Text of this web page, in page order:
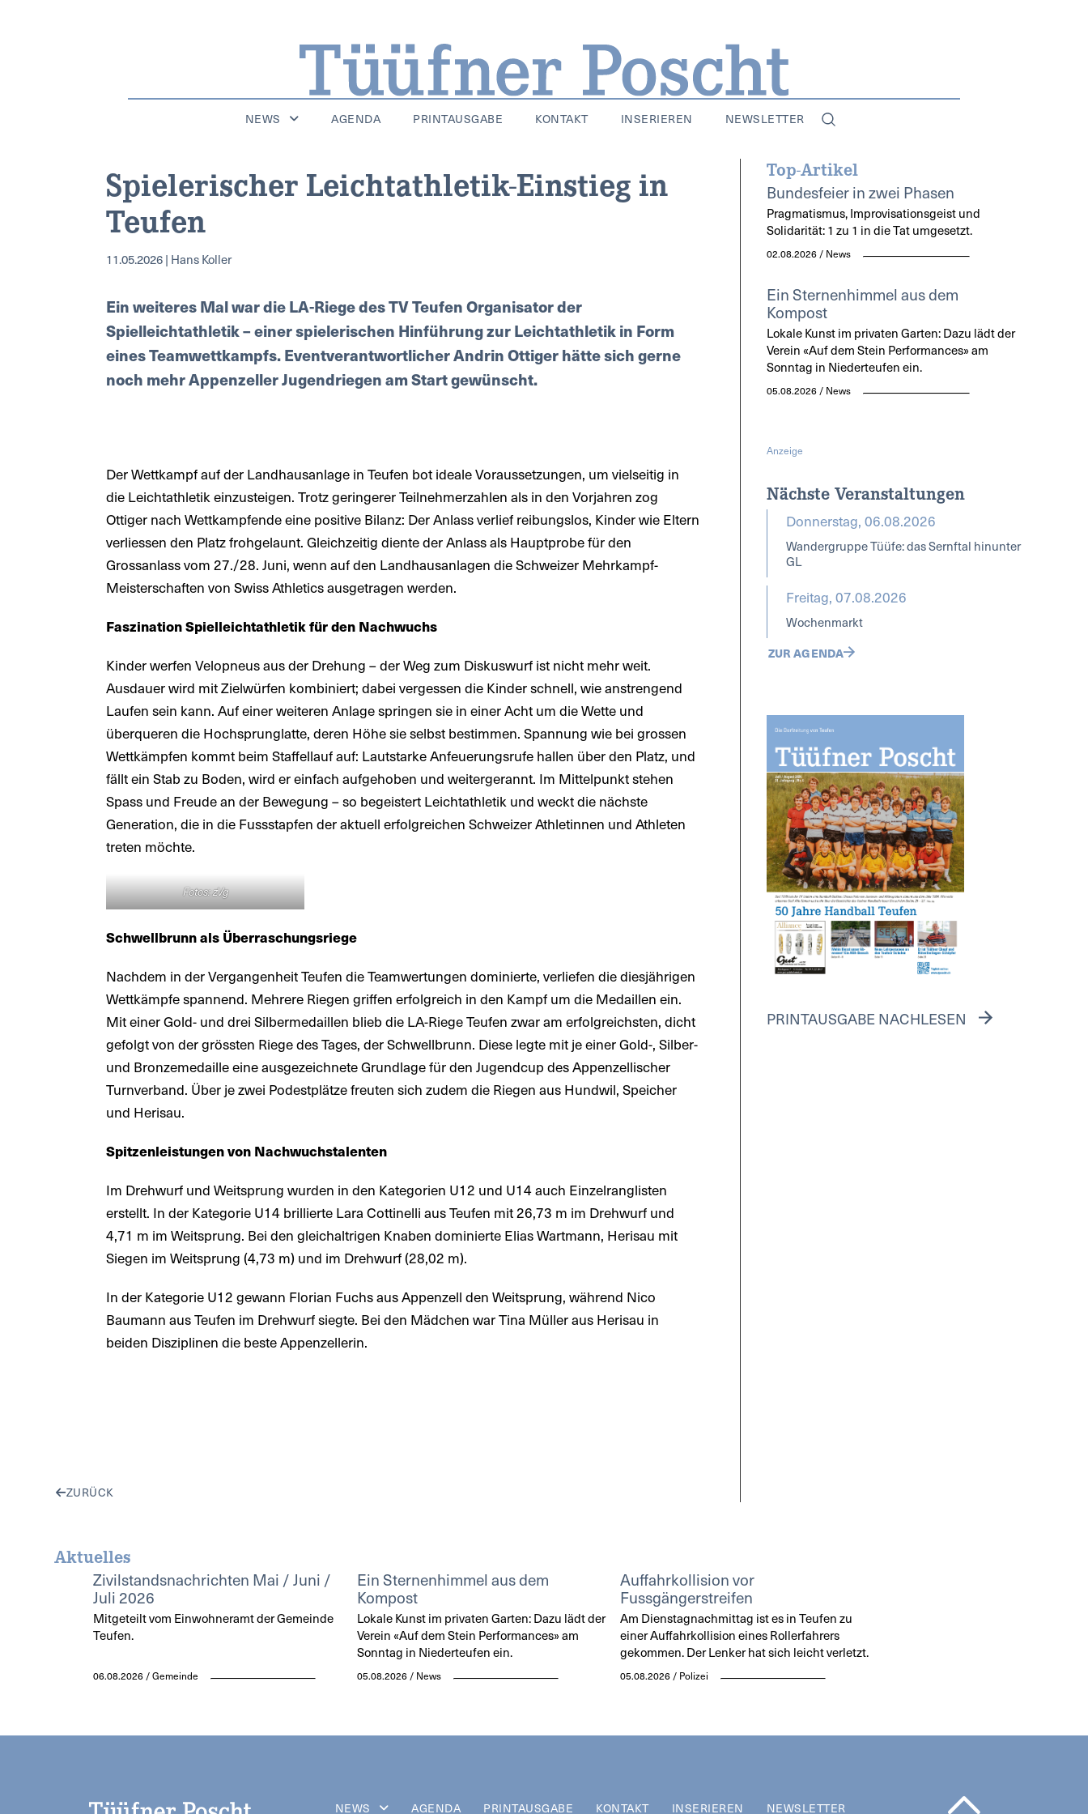
NEWS AGENDA PRINTAUSGABE KONTAKT INSERIEREN NEWSLETTER
Spielerischer Leichtathletik-Einstieg in
Teufen
11.05.2026 | Hans Koller
Ein weiteres Mal war die LA-Riege des TV Teufen Organisator der
Spielleichtathletik – einer spielerischen Hinführung zur Leichtathletik in Form
eines Teamwettkampfs. Eventverantwortlicher Andrin Ottiger hätte sich gerne
noch mehr Appenzeller Jugendriegen am Start gewünscht.
Der Wettkampf auf der Landhausanlage in Teufen bot ideale Voraussetzungen, um vielseitig in
die Leichtathletik einzusteigen. Trotz geringerer Teilnehmerzahlen als in den Vorjahren zog
Ottiger nach Wettkampfende eine positive Bilanz: Der Anlass verlief reibungslos, Kinder wie Eltern
verliessen den Platz frohgelaunt. Gleichzeitig diente der Anlass als Hauptprobe für den
Grossanlass vom 27./28. Juni, wenn auf den Landhausanlagen die Schweizer Mehrkampf-
Meisterschaften von Swiss Athletics ausgetragen werden.
Faszination Spielleichtathletik für den Nachwuchs
Kinder werfen Velopneus aus der Drehung – der Weg zum Diskuswurf ist nicht mehr weit.
Ausdauer wird mit Zielwürfen kombiniert; dabei vergessen die Kinder schnell, wie anstrengend
Laufen sein kann. Auf einer weiteren Anlage springen sie in einer Acht um die Wette und
überqueren die Hochsprunglatte, deren Höhe sie selbst bestimmen. Spannung wie bei grossen
Wettkämpfen kommt beim Staffellauf auf: Lautstarke Anfeuerungsrufe hallen über den Platz, und
fällt ein Stab zu Boden, wird er einfach aufgehoben und weitergerannt. Im Mittelpunkt stehen
Spass und Freude an der Bewegung – so begeistert Leichtathletik und weckt die nächste
Generation, die in die Fussstapfen der aktuell erfolgreichen Schweizer Athletinnen und Athleten
treten möchte.
Fotos: zVg
Schwellbrunn als Überraschungsriege
Nachdem in der Vergangenheit Teufen die Teamwertungen dominierte, verliefen die diesjährigen
Wettkämpfe spannend. Mehrere Riegen griffen erfolgreich in den Kampf um die Medaillen ein.
Mit einer Gold- und drei Silbermedaillen blieb die LA-Riege Teufen zwar am erfolgreichsten, dicht
gefolgt von der grössten Riege des Tages, der Schwellbrunn. Diese legte mit je einer Gold-, Silber-
und Bronzemedaille eine ausgezeichnete Grundlage für den Jugendcup des Appenzellischer
Turnverband. Über je zwei Podestplätze freuten sich zudem die Riegen aus Hundwil, Speicher
und Herisau.
Spitzenleistungen von Nachwuchstalenten
Im Drehwurf und Weitsprung wurden in den Kategorien U12 und U14 auch Einzelranglisten
erstellt. In der Kategorie U14 brillierte Lara Cottinelli aus Teufen mit 26,73 m im Drehwurf und
4,71 m im Weitsprung. Bei den gleichaltrigen Knaben dominierte Elias Wartmann, Herisau mit
Siegen im Weitsprung (4,73 m) und im Drehwurf (28,02 m).
In der Kategorie U12 gewann Florian Fuchs aus Appenzell den Weitsprung, während Nico
Baumann aus Teufen im Drehwurf siegte. Bei den Mädchen war Tina Müller aus Herisau in
beiden Disziplinen die beste Appenzellerin.
ZURÜCK
Top-Artikel
Bundesfeier in zwei Phasen
Pragmatismus, Improvisationsgeist und
Solidarität: 1 zu 1 in die Tat umgesetzt.
02.08.2026 / News
Ein Sternenhimmel aus dem
Kompost
Lokale Kunst im privaten Garten: Dazu lädt der
Verein «Auf dem Stein Performances» am
Sonntag in Niederteufen ein.
05.08.2026 / News
Anzeige
Nächste Veranstaltungen
Donnerstag, 06.08.2026
Wandergruppe Tüüfe: das Sernftal hinunter
GL
Freitag, 07.08.2026
Wochenmarkt
ZUR AGENDA
PRINTAUSGABE NACHLESEN
Aktuelles
Zivilstandsnachrichten Mai / Juni /
Juli 2026
Mitgeteilt vom Einwohneramt der Gemeinde
Teufen.
06.08.2026 / Gemeinde
Ein Sternenhimmel aus dem
Kompost
Lokale Kunst im privaten Garten: Dazu lädt der
Verein «Auf dem Stein Performances» am
Sonntag in Niederteufen ein.
05.08.2026 / News
Auffahrkollision vor
Fussgängerstreifen
Am Dienstagnachmittag ist es in Teufen zu
einer Auffahrkollision eines Rollerfahrers
gekommen. Der Lenker hat sich leicht verletzt.
05.08.2026 / Polizei
NEWS AGENDA PRINTAUSGABE KONTAKT INSERIEREN NEWSLETTER